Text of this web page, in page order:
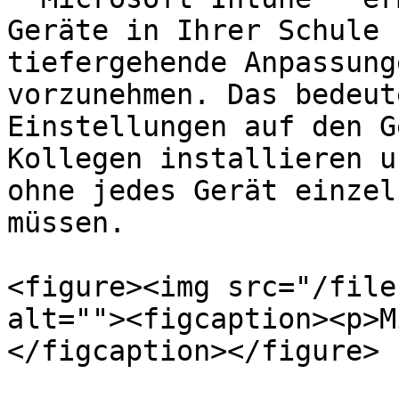
Geräte in Ihrer Schule
tiefergehende
vorzunehmen. Das
Einstellungen auf den
Kollegen installieren
ohne jedes Gerät
müssen.
<figure><img src="/files/
</figcaption></figure>